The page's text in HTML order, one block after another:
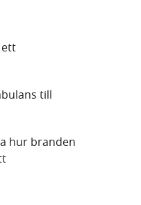
ett
till
hur branden